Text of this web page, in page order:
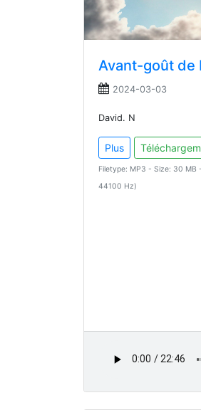
Avant-goût de
2024-03-03
David. N
Plus
Filetype: MP3 - Size: 30 MB
44100 Hz)